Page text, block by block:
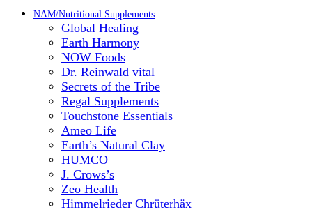
NAM/Nutritional Supplements
Global Healing
Earth Harmony
NOW Foods
Dr. Reinwald vital
Secrets of the Tribe
Regal Supplements
Touchstone Essentials
Ameo Life
Earth’s Natural Clay
HUMCO
J. Crows’s
Zeo Health
Himmelrieder Chrüterhäx